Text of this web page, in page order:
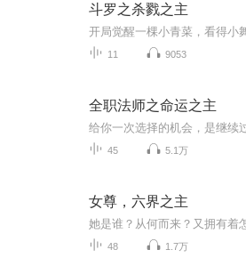
斗罗之杀戮之主
11 9053
全职法师之命运之主
45 5.1万
女尊，六界之主
48 1.7万